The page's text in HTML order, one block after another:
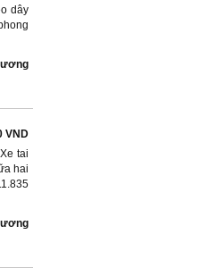
dây
VND
tai
hai